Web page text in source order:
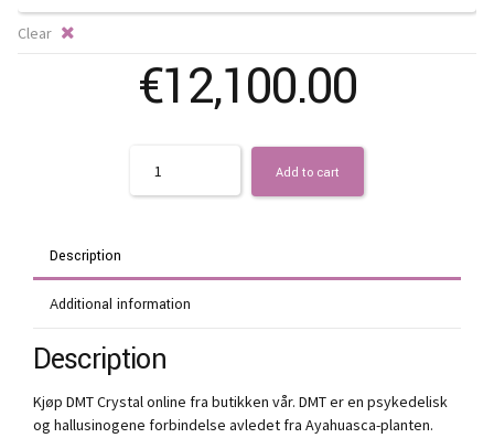
Clear
€12,100.00
Add to cart
Description
Additional information
Description
Kjøp DMT Crystal online fra butikken vår. DMT er en psykedelisk
og hallusinogene forbindelse avledet fra Ayahuasca-planten.